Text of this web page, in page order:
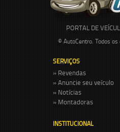
PORTAL DE
© AutoCentro. Todos
SERVIÇOS
» Revendas
» Anuncie seu veículo
» Notícias
» Montadoras
INSTITUCIONAL